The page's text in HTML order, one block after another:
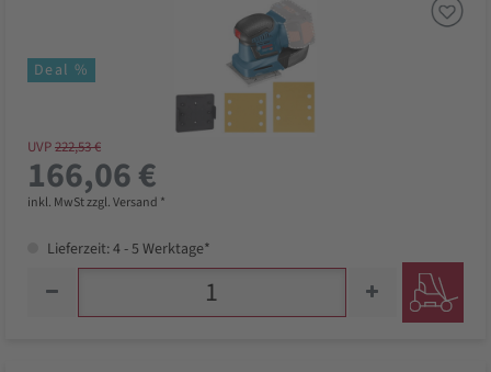
Deal %
UVP222,53 €
166,06 €
inkl. MwSt zzgl. Versand *
Lieferzeit: 4 - 5 Werktage*